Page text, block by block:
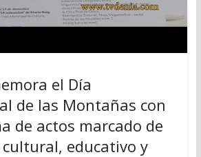
el Día
de las Montañas con
de actos marcado de
educativo y